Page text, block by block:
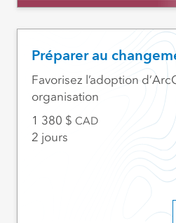
Préparer au
Favorisez l’adoption
organisation
1 380
CAD
2 jours